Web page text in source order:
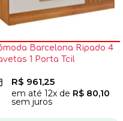
Barcelona Ripado 4
1 Porta Tcil
R$ 961,25
em até 12x de R$ 80,10
sem juros